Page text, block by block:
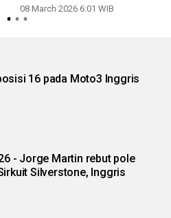
08 March 2026 6:01 WIB
16 pada Moto3 Inggris
- Jorge Martin rebut pole
di Sirkuit Silverstone, Inggris